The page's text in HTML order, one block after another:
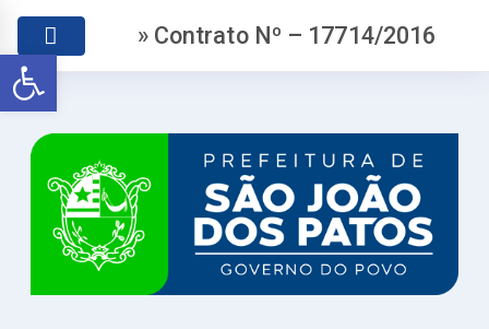
» Contrato Nº – 17714/2016
Abrir a barra de ferramentas